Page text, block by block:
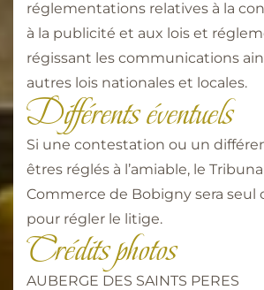
réglementations relatives à la
à la publicité et aux lois et
régissant les communications
autres lois nationales et locales.
Différents éventuels
Si une contestation ou un
êtres réglés à l’amiable, le
Commerce de Bobigny sera
pour régler le litige.
Crédits photos
AUBERGE DES SAINTS PERES